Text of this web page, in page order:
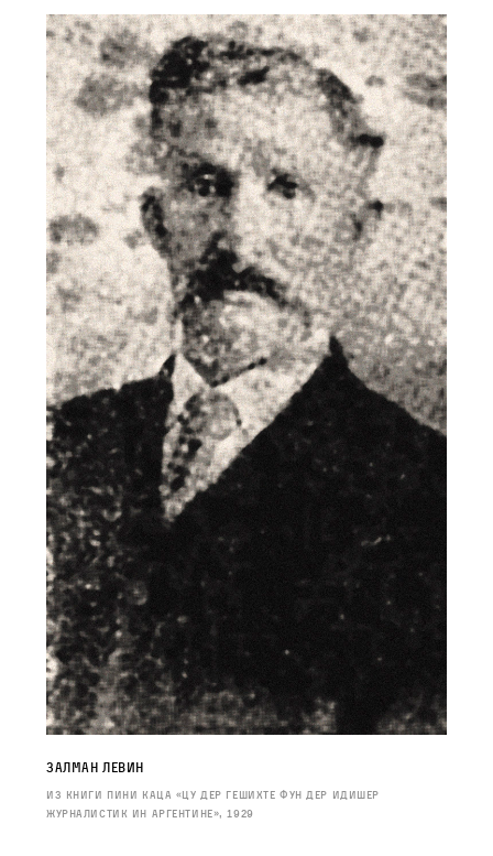
Залман Левин
Из книги Пини Каца «Цу дер гешихте фун дер идишер
журналистик ин Аргентине», 1929